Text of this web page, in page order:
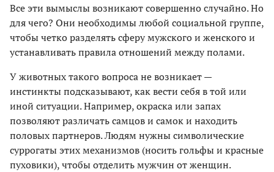
Все эти вымыслы возникают совершенно случайно. Но
для чего? Они необходимы любой социальной группе,
чтобы четко разделять сферу мужского и женского и
устанавливать правила отношений между полами.
У животных такого вопроса не возникает —
инстинкты подсказывают, как вести себя в той или
иной ситуации. Например, окраска или запах
позволяют различать самцов и самок и находить
половых партнеров. Людям нужны символические
суррогаты этих механизмов (носить гольфы и красные
пуховики), чтобы отделить мужчин от женщин.